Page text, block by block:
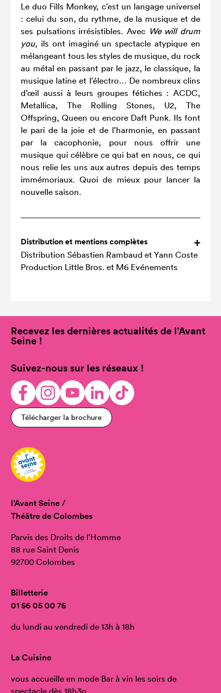
Le duo Fills Monkey, c’est un langage universel
: celui du son, du rythme, de la musique et de
ses pulsations irrésistibles. Avec We will drum
you, ils ont imaginé un spectacle atypique en
mélangeant tous les styles de musique, du rock
au métal en passant par le jazz, le classique, la
musique latine et l’électro… De nombreux clins
d’œil aussi à leurs groupes fétiches : ACDC,
Metallica, The Rolling Stones, U2, The
Offspring, Queen ou encore Daft Punk. Ils font
le pari de la joie et de l’harmonie, en passant
par la cacophonie, pour nous offrir une
musique qui célèbre ce qui bat en nous, ce qui
nous relie les uns aux autres depuis des temps
immémoriaux. Quoi de mieux pour lancer la
nouvelle saison.
Distribution et mentions complètes
Distribution Sébastien Rambaud et Yann Coste
Production Little Bros. et M6 Evénements
Recevez les dernières actualités de l’Avant
Seine !
Suivez-nous sur les réseaux !
Télécharger la brochure
l’Avant Seine /
Théâtre de Colombes
Parvis des Droits de l’Homme
88 rue Saint Denis
92700 Colombes
Billetterie
01 56 05 00 76
du lundi au vendredi de 13h à 18h
La Cuisine
vous accueille en mode Bar à vin les soirs de
spectacle dès 18h3o